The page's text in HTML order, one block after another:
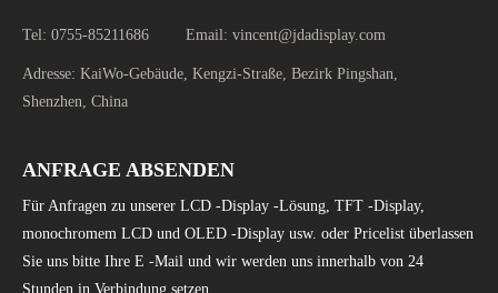
Tel: 0755-85211686 Email: vincent@jdadisplay.com
Adresse: KaiWo-Gebäude, Kengzi-Straße, Bezirk Pingshan,
Shenzhen, China
ANFRAGE ABSENDEN
Für Anfragen zu unserer LCD -Display -Lösung, TFT -Display,
monochromem LCD und OLED -Display usw. oder Pricelist überlassen
Sie uns bitte Ihre E -Mail und wir werden uns innerhalb von 24
Stunden in Verbindung setzen.